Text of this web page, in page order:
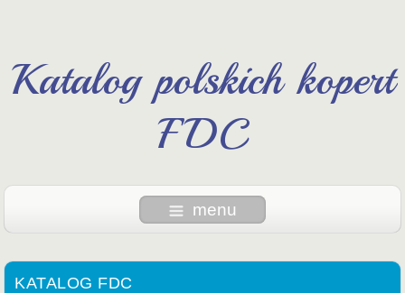
Katalog polskich kopert
FDC
menu
KATALOG FDC